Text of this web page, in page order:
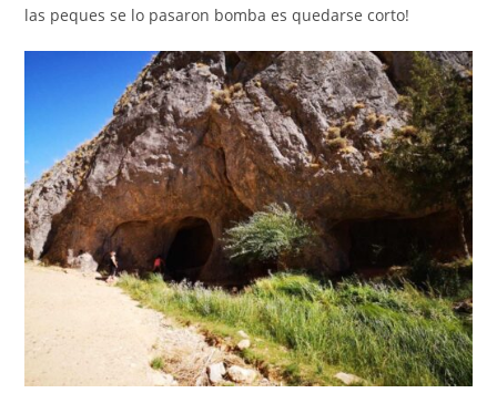
las peques se lo pasaron bomba es quedarse corto!